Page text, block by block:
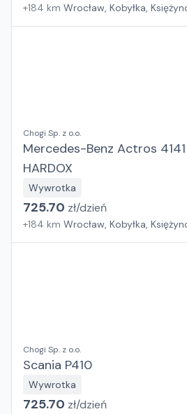
+184 km Wrocław, Kobyłka,
Chogi Sp. z o.o.
Mercedes-Benz Actros 4141
HARDOX
Wywrotka
725.70 zł/dzień
+184 km Wrocław, Kobyłka,
Chogi Sp. z o.o.
Scania P410
Wywrotka
725.70 zł/dzień